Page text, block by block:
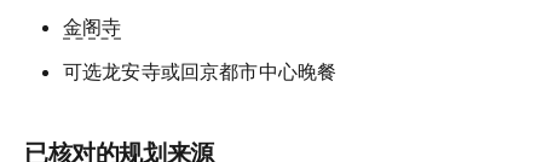
金阁寺
可选龙安寺或回京都市中心晚餐
已核对的规划来源